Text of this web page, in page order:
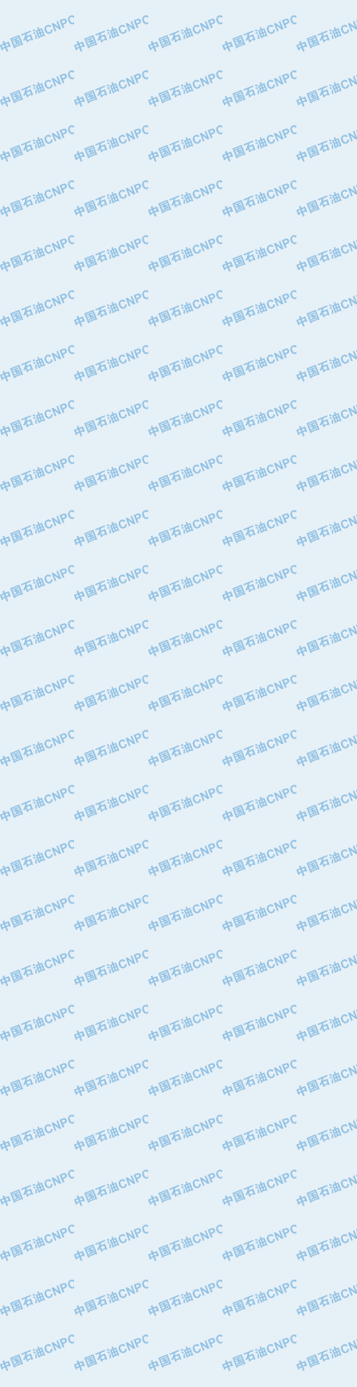
·中国石油锦西石化分公司
·大港油田集团有限责任公司
·深圳市肯多斯实业发展有限公司
·山东墨龙石油机械股份有限公司
·无锡西姆莱斯石油专用管制造有限公
·武汉钢铁（集团）公司
·马鞍山钢铁股份有限公司
·中国石油天然气股份有限公司兰州石
·中国石化茂名石化分公司
·中国石油大港油田分公司
·靖江市天和泵业有限公司
·中油油气勘探软件国家工程研究中心
·西安长庆钻宇集团咸阳石化有限公司
·新疆新冠控制系统工程有限公司
·新疆安维消防设施器材有限公司
·华北石油津工机械制造有限公司
·上海山武控制仪表有限公司
·上海赛科石油化工有限责任公司
·上海高桥石化
·中国石化扬子石油化工股份有限公司
·中国石化长岭炼化公司
·中国石油长庆油田分公司
·山东墨龙石油机械股份有限公司
·大庆油田物资集团
·南阳防爆集团有限公司
·乳山市力久特种电机有限公司
·无锡西姆莱斯石油专用管制造有限公
·沈阳全密封变压器股份有限公司
·河北华北石油天成实业集团有限公司
·特变电工股份有限公司
·中国石化镇海炼油化工股份有限公司
·重庆川东阀门制造有限公司
·三明高中压阀门有限公司
·宁波永泰塑料机械有限公司宁波高压
·上海人民企业集团有限公司
·西安巨力石油技术有限责任公司
·青岛汉缆股份有限公司
·厦门市榕兴新世纪石油设备制造有限
·大港油田集团中成机械制造有限公司
·承德司达石油装备开发公司
·四川明星电缆有限公司
·中国石油大庆石油化工总厂
·中国石油化工股份有限公司催化剂长
·北京长空工业有限公司
·北京中旭阳光石油天然气科技有限公
·托肯恒山科技（广州）有限公司
·北京德泰联华科技发展有限公司
·美钻石油钻采系统（上海）有限公司
·陕西爱瑞德控制工程有限公司
·成都皖东仪表电缆成套系统有限公司
·成都中寰机电设备有限公司
·河北保定天威集团特变电气有限公司
·中国石油辽阳石油化纤公司
·托肯恒山科技（广州）有限公司
·大庆油田飞马有限公司
·大庆油田有限责任公司